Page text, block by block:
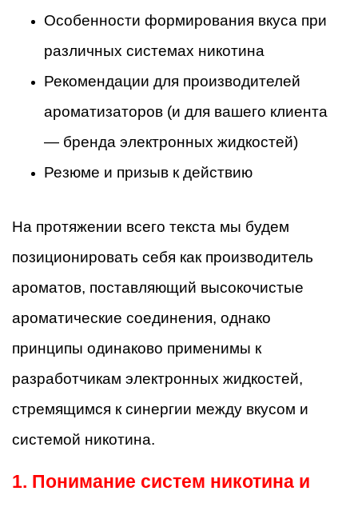
Особенности формирования вкуса при
различных системах никотина
Рекомендации для производителей
ароматизаторов (и для вашего клиента
— бренда электронных жидкостей)
Резюме и призыв к действию
На протяжении всего текста мы будем
позиционировать себя как производитель
ароматов, поставляющий высокочистые
ароматические соединения, однако
принципы одинаково применимы к
разработчикам электронных жидкостей,
стремящимся к синергии между вкусом и
системой никотина.
1. Понимание систем никотина и